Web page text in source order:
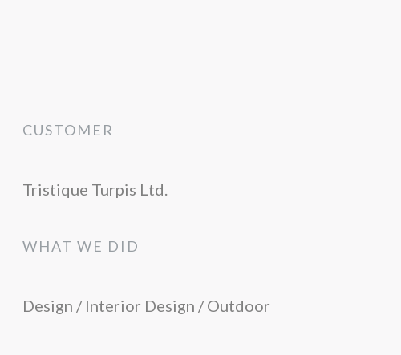
CUSTOMER
Tristique Turpis Ltd.
WHAT WE DID
Design / Interior Design / Outdoor